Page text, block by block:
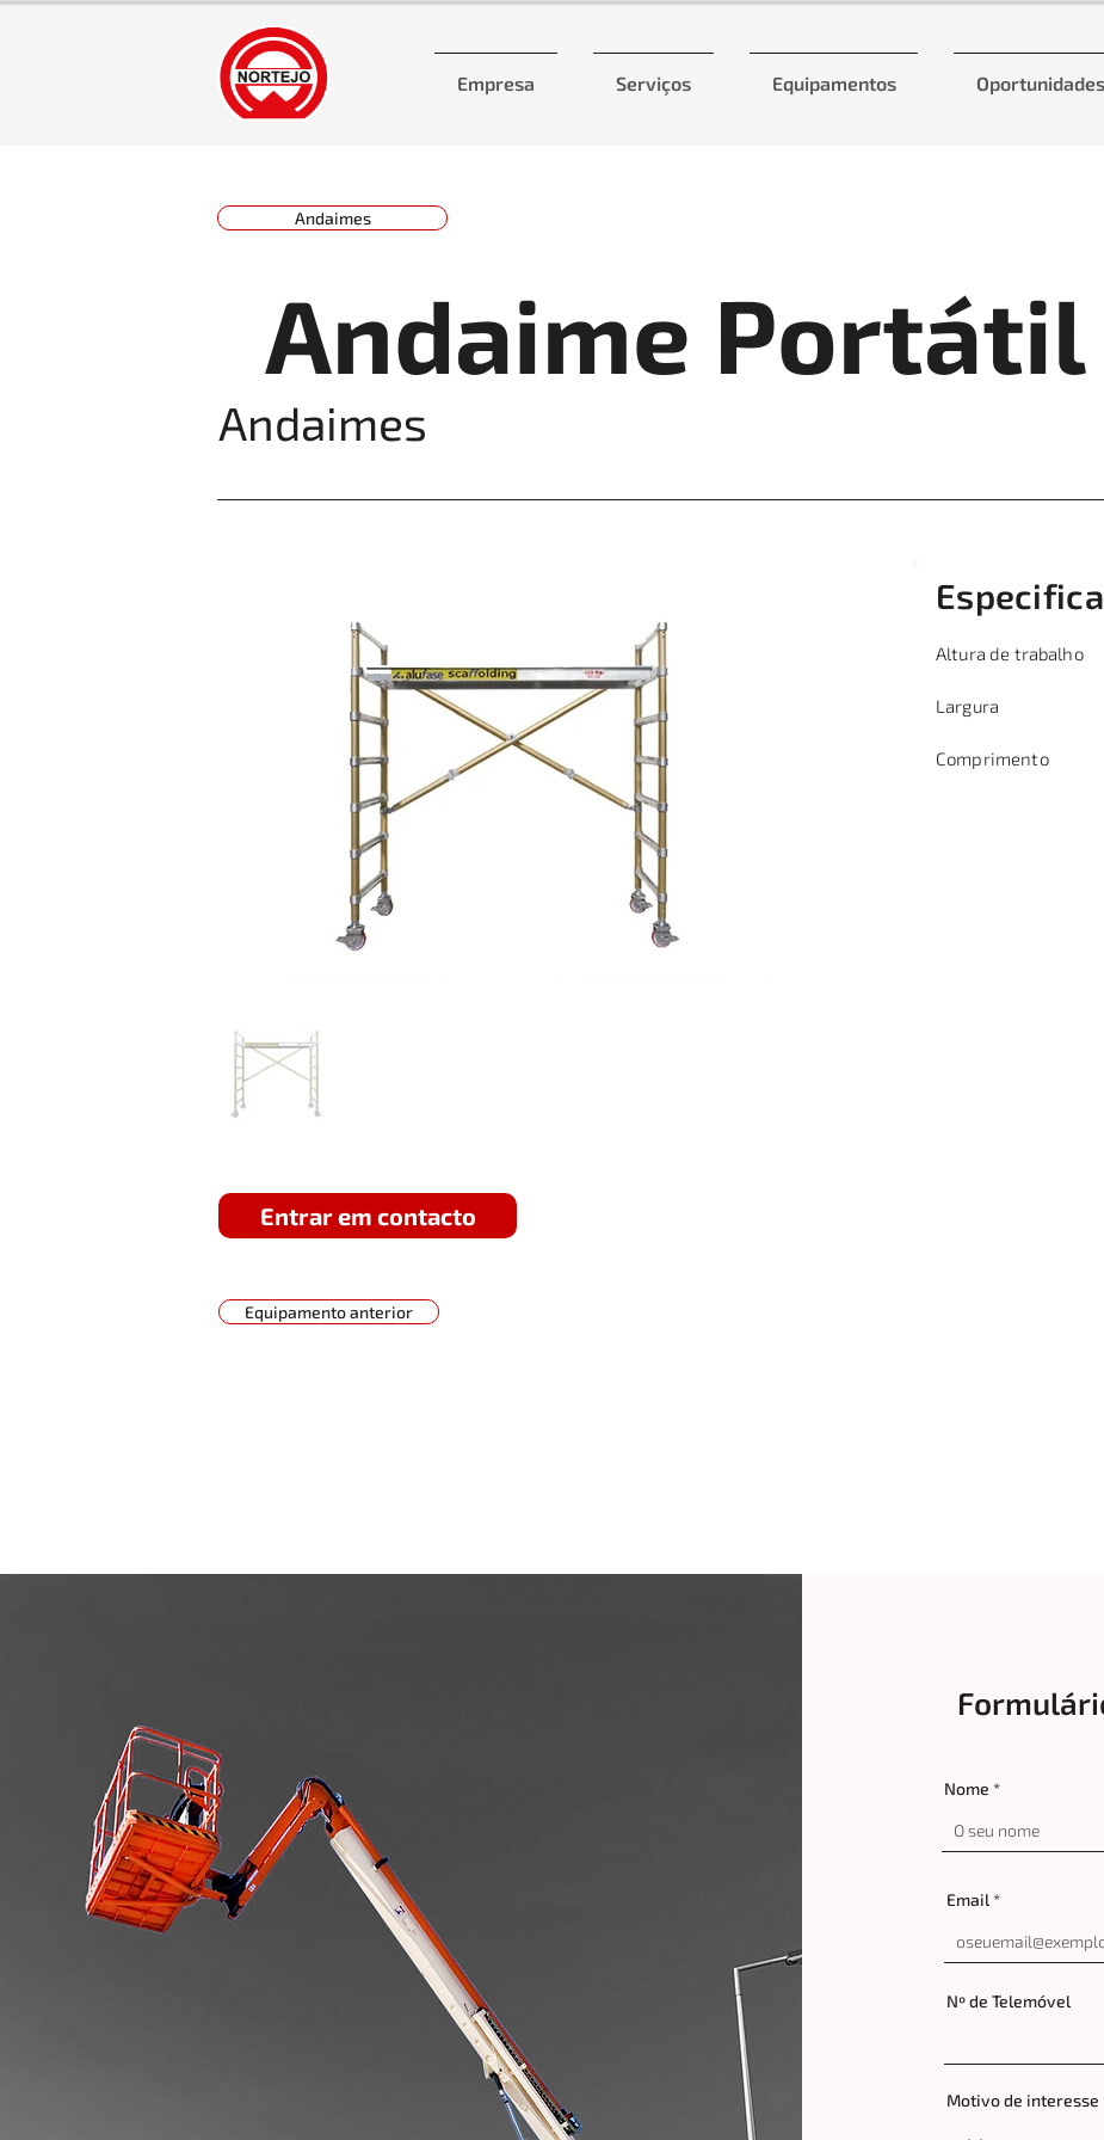
Empresa Serviços Equipamentos Oportunidades
Andaimes
Andaime Portátil
Andaimes
Altura de trabalho
Largura
Comprimento
Entrar em contacto
Equipamento anterior
Nome
Email
Nº de Telemóvel
Motivo de interesse